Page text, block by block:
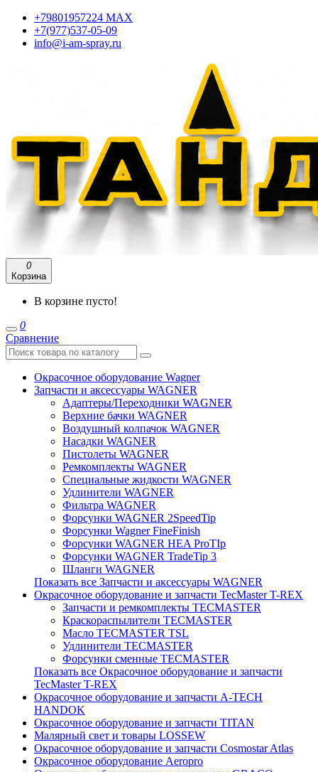
+79801957224 МАХ
+7(977)537-05-09
info@i-am-spray.ru
0
Корзина
В корзине пусто!
0
Сравнение
Окрасочное оборудование Wagner
Запчасти и аксессуары WAGNER
Адаптеры/Переходники WAGNER
Верхние бачки WAGNER
Воздушный колпачок WAGNER
Насадки WAGNER
Пистолеты WAGNER
Ремкомплекты WAGNER
Специальные жидкости WAGNER
Удлинители WAGNER
Фильтра WAGNER
Форсунки WAGNER 2SpeedTip
Форсунки Wagner FineFinish
Форсунки WAGNER HEA ProTIp
Форсунки WAGNER TradeTip 3
Шланги WAGNER
Показать все Запчасти и аксессуары WAGNER
Окрасочное оборудование и запчасти TecMaster T-REX
Запчасти и ремкомплекты TECMASTER
Краскораспылители TECMASTER
Масло TECMASTER TSL
Удлинители TECMASTER
Форсунки сменные TECMASTER
Показать все Окрасочное оборудование и запчасти
TecMaster T-REX
Окрасочное оборудование и запчасти A-TECH
HANDOK
Окрасочное оборудование и запчасти TITAN
Малярный свет и товары LOSSEW
Окрасочное оборудование и запчасти Cosmostar Atlas
Окрасочное оборудование Aeropro